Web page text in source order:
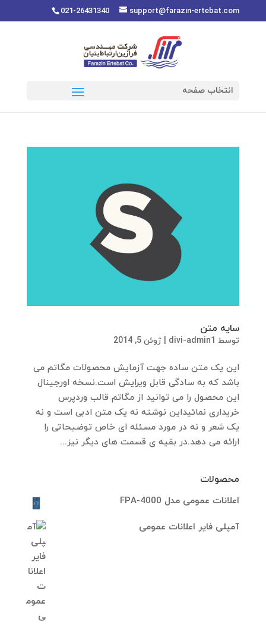
021-26431340 support@farazin-ertebat.com
انتخاب صفحه
سایه متن
توسط divi-admin1 ژوئن 5, 2014
این یک متن ساده جهت آزمایش محصولات مگاتم می
باشد که به سادگی قابل ویرایش است.نسخه اورجینال
این محصول را می توانید از مگاتم قالب وردپرس
خریداری نمائیداین نوشته نه یک متن ادبی است و نه
یک شعر و نه در مورد مسئله ای خاص توضیحاتی را
ارائه می دهد.در بقیه ی قسمت های دیگر نیز...
محصولات
اعلانات عمومی مدل FPA-4000
آمپلی فایر اعلانات عمومی